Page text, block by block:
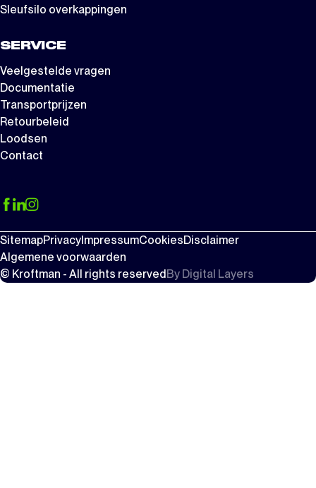
Sleufsilo overkappingen
SERVICE
Veelgestelde vragen
Documentatie
Transportprijzen
Retourbeleid
Loodsen
Contact
SitemapPrivacyImpressumCookiesDisclaimer
Algemene voorwaarden
© Kroftman - All rights reservedBy Digital Layers